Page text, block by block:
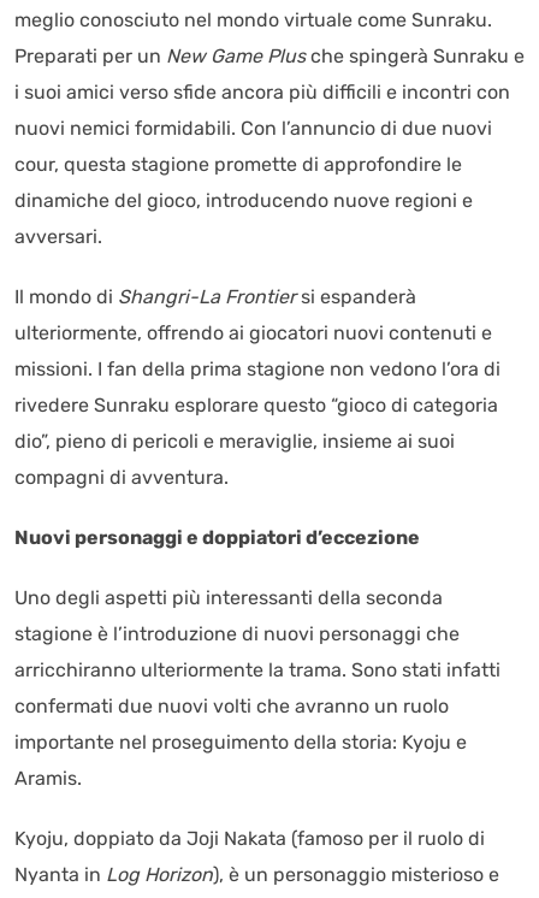
meglio conosciuto nel mondo virtuale come Sunraku.
Preparati per un New Game Plusche spingerà Sunraku e
i suoi amici verso sfide ancora più difficili e incontri con
nuovi nemici formidabili. Con l’annuncio di due nuovi
cour, questa stagione promette di approfondire le
dinamiche del gioco, introducendo nuove regioni e
avversari.
Il mondo di Shangri-La Frontiersi espanderà
ulteriormente, offrendo ai giocatori nuovi contenuti e
missioni. I fan della prima stagione non vedono l’ora di
rivedere Sunraku esplorare questo “gioco di categoria
dio”, pieno di pericoli e meraviglie, insieme ai suoi
compagni di avventura.
Nuovi personaggi e doppiatori d’eccezione
Uno degli aspetti più interessanti della seconda
stagione è l’introduzione di nuovi personaggi che
arricchiranno ulteriormente la trama. Sono stati infatti
confermati due nuovi volti che avranno un ruolo
importante nel proseguimento della storia: Kyoju e
Aramis.
Kyoju, doppiato da Joji Nakata (famoso per il ruolo di
Nyanta in Log Horizon), è un personaggio misterioso e